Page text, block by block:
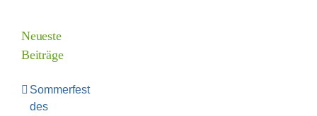
Neueste
Beiträge
Sommerfest
des